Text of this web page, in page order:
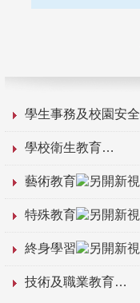
學生事務及校園安全
學校衛生教育
藝術教育
特殊教育
終身學習
技術及職業教育